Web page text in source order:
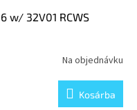
w/ 32V01 RCWS
Na objednávku
Kosárba